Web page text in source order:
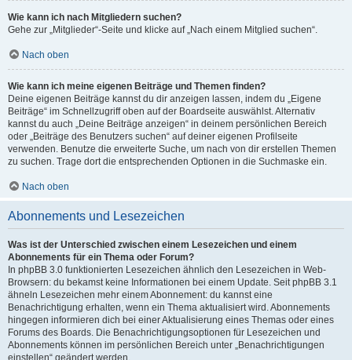
Wie kann ich nach Mitgliedern suchen?
Gehe zur „Mitglieder“-Seite und klicke auf „Nach einem Mitglied suchen“.
Nach oben
Wie kann ich meine eigenen Beiträge und Themen finden?
Deine eigenen Beiträge kannst du dir anzeigen lassen, indem du „Eigene
Beiträge“ im Schnellzugriff oben auf der Boardseite auswählst. Alternativ
kannst du auch „Deine Beiträge anzeigen“ in deinem persönlichen Bereich
oder „Beiträge des Benutzers suchen“ auf deiner eigenen Profilseite
verwenden. Benutze die erweiterte Suche, um nach von dir erstellen Themen
zu suchen. Trage dort die entsprechenden Optionen in die Suchmaske ein.
Nach oben
Abonnements und Lesezeichen
Was ist der Unterschied zwischen einem Lesezeichen und einem
Abonnements für ein Thema oder Forum?
In phpBB 3.0 funktionierten Lesezeichen ähnlich den Lesezeichen in Web-
Browsern: du bekamst keine Informationen bei einem Update. Seit phpBB 3.1
ähneln Lesezeichen mehr einem Abonnement: du kannst eine
Benachrichtigung erhalten, wenn ein Thema aktualisiert wird. Abonnements
hingegen informieren dich bei einer Aktualisierung eines Themas oder eines
Forums des Boards. Die Benachrichtigungsoptionen für Lesezeichen und
Abonnements können im persönlichen Bereich unter „Benachrichtigungen
einstellen“ geändert werden.